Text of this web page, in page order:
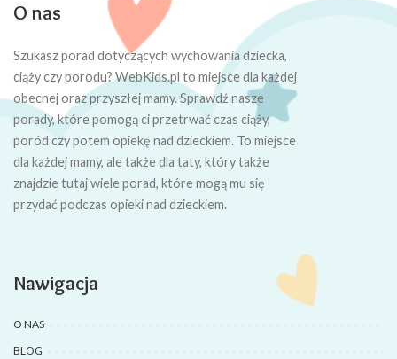
O nas
Szukasz porad dotyczących wychowania dziecka,
ciąży czy porodu? WebKids.pl to miejsce dla każdej
obecnej oraz przyszłej mamy. Sprawdź nasze
porady, które pomogą ci przetrwać czas ciąży,
poród czy potem opiekę nad dzieckiem. To miejsce
dla każdej mamy, ale także dla taty, który także
znajdzie tutaj wiele porad, które mogą mu się
przydać podczas opieki nad dzieckiem.
Nawigacja
O NAS
BLOG